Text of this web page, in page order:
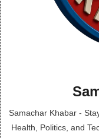
Samachar Khabar -
Health, Politics, and